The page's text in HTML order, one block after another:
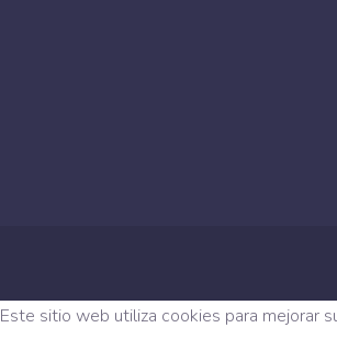
Este sitio web utiliza cookies para mejorar